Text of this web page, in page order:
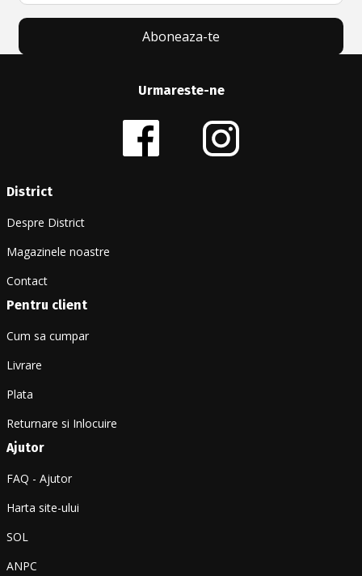
Aboneaza-te
Urmareste-ne
District
Despre District
Magazinele noastre
Contact
Pentru client
Cum sa cumpar
Livrare
Plata
Returnare si Inlocuire
Ajutor
FAQ - Ajutor
Harta site-ului
SOL
ANPC